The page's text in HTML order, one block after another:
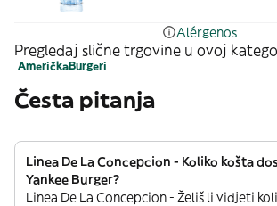
Alérgenos
Pregledaj slične trgovine u ovoj
AmeričkaBurgeri
Česta pitanja
Linea De La Concepcion - Koliko košta
Yankee Burger?
Linea De La Concepcion - Želiš li vidjeti